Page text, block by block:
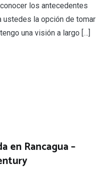
los antecedentes
ustedes la opción de tomar
una visión a largo […]
en Rancagua –